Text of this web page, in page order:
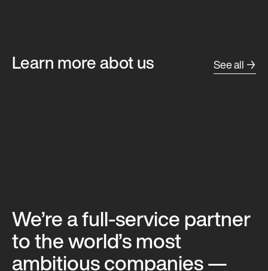
Learn more abot us See all →
We’re a full-service partner
to the world’s most
ambitious companies —